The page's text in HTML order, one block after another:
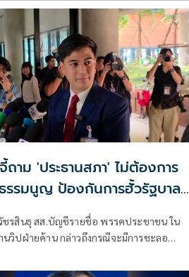
าม 'ประธานสภา' ไม่ต้องการ
รรมนูญ ป้องกันการฮั้วรัฐบาล-
ชรสินธุ สส.บัญชีรายชื่อ พรรคประชาชน ใน
นวิปฝ่ายค้าน กล่าวถึงกรณีจะมีการชะลอ
ระชาชน ว่า เรื่องนี้เป็นการหารือร่วมกันกับวิ